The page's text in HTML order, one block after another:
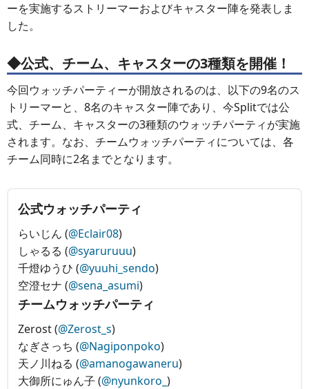
ーを実施するストリーマーおよびキャスター陣を発表しま
した。
◆公式、チーム、キャスターの3種類を開催！
今回ウォッチパーティーが開放されるのは、以下の9名のス
トリーマーと、8名のキャスター陣であり、今Splitでは公
式、チーム、キャスターの3種類のウォッチパーティが実施
されます。なお、チームウォッチパーティについては、各
チーム同時に2名までとなります。
公式ウォッチパーティ
らいじん (@Eclair08)
しゃるる (@syaruruuu)
千燈ゆうひ (@yuuhi_sendo)
空澄セナ (@sena_asumi)
チームウォッチパーティ
Zerost (@Zerost_s)
なぎさっち (@Nagiponpoko)
天ノ川ねる (@amanogawaneru)
大御所にゅん子 (@nyunkoro_ )